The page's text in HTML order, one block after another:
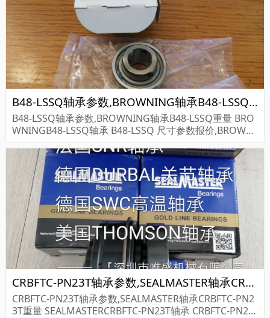
B48-LSSQ轴承参数,BROWNING轴承B48-LSSQ重量
B48-LSSQ轴承参数,BROWNING轴承B48-LSSQ重量 BRO
WNINGB48-LSSQ轴承 B48-LSSQ 尺寸参数报价,BROWNI
CRBFTC-PN23T轴承参数,SEALMASTER轴承CRBFTC-PN23T重量
CRBFTC-PN23T轴承参数,SEALMASTER轴承CRBFTC-PN2
3T重量 SEALMASTERCRBFTC-PN23T轴承 CRBFTC-PN23